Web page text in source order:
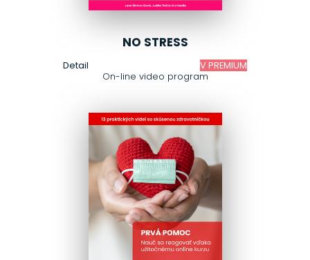
NO STRESS
On-line video program
Detail V PREMIUM